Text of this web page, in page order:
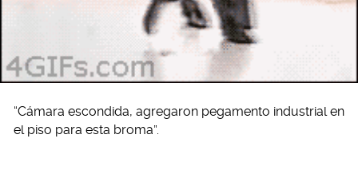
“Cámara escondida, agregaron pegamento industrial en
el piso para esta broma”.